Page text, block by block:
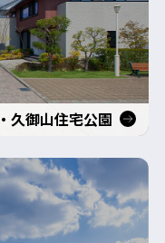
久御山住宅公園